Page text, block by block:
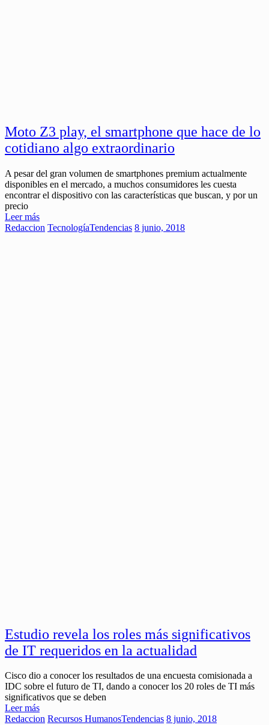
Moto Z3 play, el smartphone que hace de lo
cotidiano algo extraordinario
A pesar del gran volumen de smartphones premium actualmente
disponibles en el mercado, a muchos consumidores les cuesta
encontrar el dispositivo con las características que buscan, y por un
precio
Leer más
Redaccion TecnologíaTendencias 8 junio, 2018
Estudio revela los roles más significativos
de IT requeridos en la actualidad
Cisco dio a conocer los resultados de una encuesta comisionada a
IDC sobre el futuro de TI, dando a conocer los 20 roles de TI más
significativos que se deben
Leer más
Redaccion Recursos HumanosTendencias 8 junio, 2018